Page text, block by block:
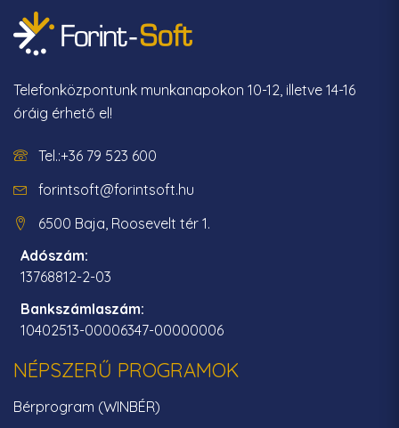
Telefonközpontunk munkanapokon 10-12, illetve 14-16
óráig érhető el!
Tel.:+36 79 523 600
forintsoft@forintsoft.hu
6500 Baja, Roosevelt tér 1.
Adószám:
13768812-2-03
Bankszámlaszám:
10402513-00006347-00000006
NÉPSZERŰ PROGRAMOK
Bérprogram (WINBÉR)